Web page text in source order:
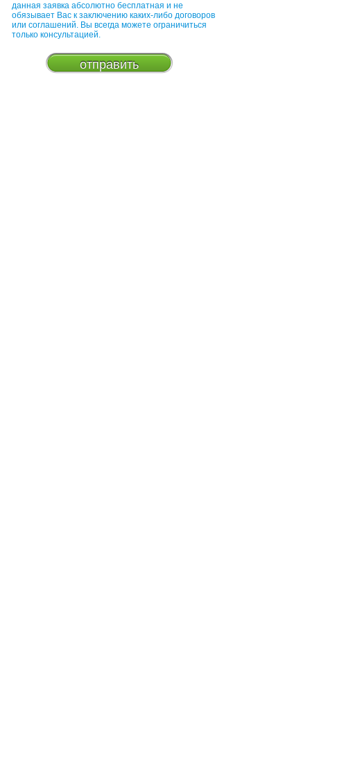
данная заявка абсолютно бесплатная и не
обязывает Вас к заключению каких-либо договоров
или соглашений. Вы всегда можете ограничиться
только консультацией.